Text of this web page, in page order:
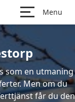
Menu
som en utmaning
Men om du
får du den